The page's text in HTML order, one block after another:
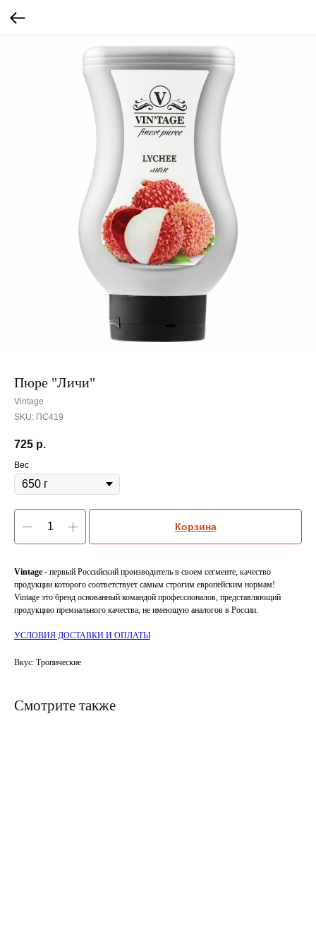
Пюре "Личи"
Vintage
SKU: ПС419
725 р.
Вес
Корзина
Vintage - первый Российский производитель в своем сегменте, качество
продукции которого соответствует самым строгим европейским нормам!
Vintage это бренд основанный командой профессионалов, представляющий
продукцию премиального качества, не имеющую аналогов в России.
УСЛОВИЯ ДОСТАВКИ И ОПЛАТЫ
Вкус: Тропические
Смотрите также